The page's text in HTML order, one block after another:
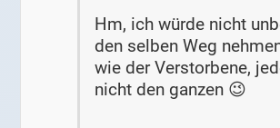
Hm, ich würde nicht
den selben Weg
wie der Verstorbene,
nicht den ganzen 😉